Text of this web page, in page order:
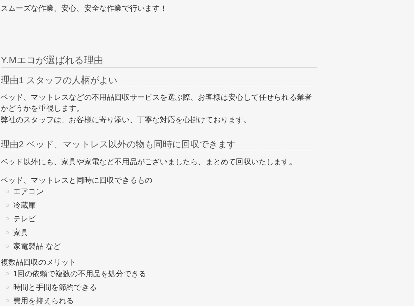
スムーズな作業、安心、安全な作業で行います！
Y.Mエコが選ばれる理由
理由1 スタッフの人柄がよい
ベッド、マットレスなどの不用品回収サービスを選ぶ際、お客様は安心して任せられる業者
かどうかを重視します。
弊社のスタッフは、お客様に寄り添い、丁寧な対応を心掛けております。
理由2 ベッド、マットレス以外の物も同時に回収できます
ベッド以外にも、家具や家電など不用品がございましたら、 まとめて回収いたします。
ベッド、マットレスと同時に回収できるもの
エアコン
冷蔵庫
テレビ
家具
家電製品 など
複数品回収のメリット
1回の依頼で複数の不用品を処分できる
時間と手間を節約できる
費用を抑えられる